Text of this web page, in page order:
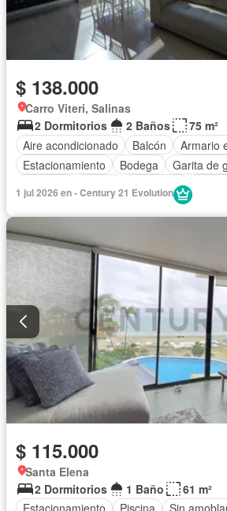
$ 138.000
Carro Viteri, Salinas
2 Dormitorios
2 Baños
75 m²
Aire acondicionado
Balcón
Armario
Estacionamiento
Bodega Garita de
Seguridad
Sin amoblar
1 jul 2026 en - Century 21 Evolution
$ 115.000
Santa Elena
2 Dormitorios
1 Baño
61 m²